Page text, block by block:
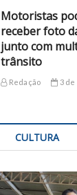
Motoristas
receber foto
junto com
trânsito
Redação 3 de
CULTURA